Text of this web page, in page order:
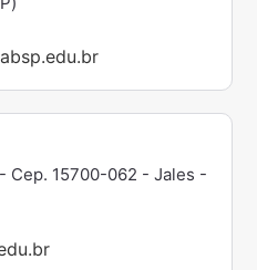
Cep. 15700-062 - Jales -